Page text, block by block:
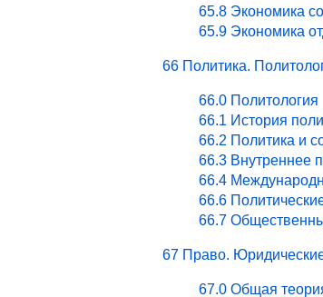
65.8 Экономика
65.9 Экономика
66 Политика.
66.0 Политология
66.1 История
66.2 Политика и
66.3 Внутреннее
66.4
66.6
66.7
67 Право.
67.0 Общая